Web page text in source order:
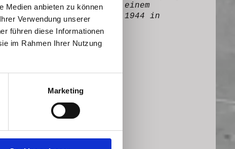
Medien anbieten zu können
Verwendung unserer
führen diese Informationen
im Rahmen Ihrer Nutzung
Marketing
(A/C No. 231278) bei einem
Unglück am 4. Januar 1944 in